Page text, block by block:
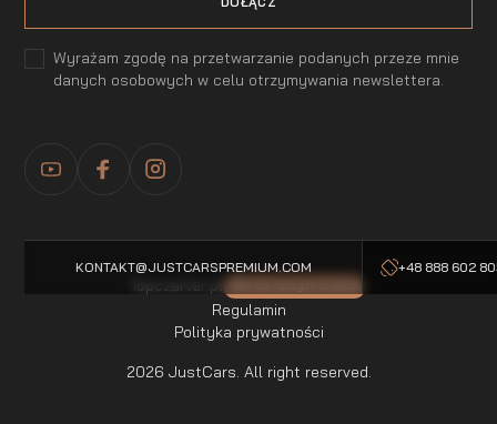
Wyrażam zgodę na przetwarzanie podanych przeze mnie
danych osobowych w celu otrzymywania newslettera.
KONTAKT@JUSTCARSPREMIUM.COM +48 888 602
Polityka prywatności
Regulamin
Topczarter.pl
2026 JustCars. All right reserved.